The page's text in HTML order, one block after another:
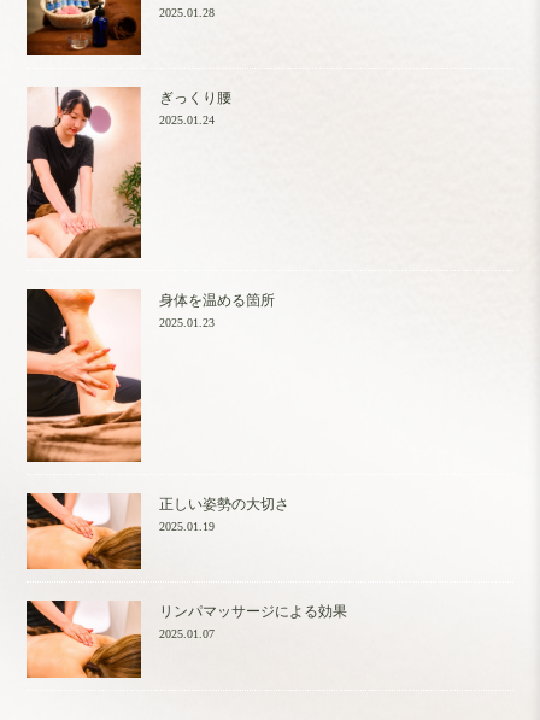
2025.01.28
ぎっくり腰
2025.01.24
身体を温める箇所
2025.01.23
正しい姿勢の大切さ
2025.01.19
リンパマッサージによる効果
2025.01.07